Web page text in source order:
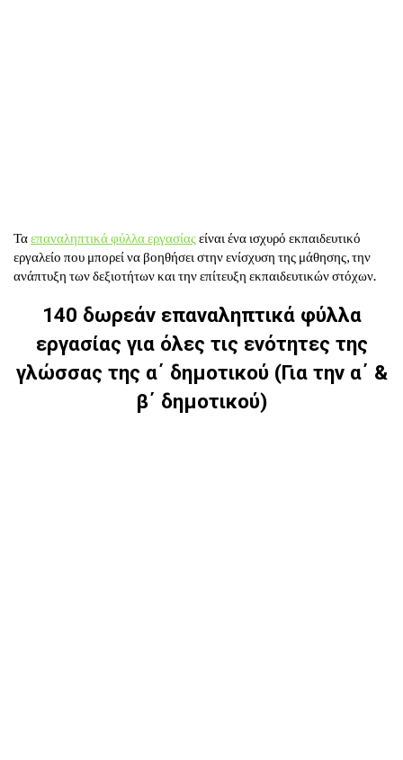
Ταεπαναληπτικά φύλλα εργασίαςείναι ένα ισχυρό εκπαιδευτικό
εργαλείο που μπορεί να βοηθήσει στην ενίσχυση της μάθησης, την
ανάπτυξη των δεξιοτήτων και την επίτευξη εκπαιδευτικών στόχων.
140 δωρεάν επαναληπτικά φύλλα
εργασίας για όλες τις ενότητες της
γλώσσας της α΄ δημοτικού (Για την α΄ &
β΄ δημοτικού)